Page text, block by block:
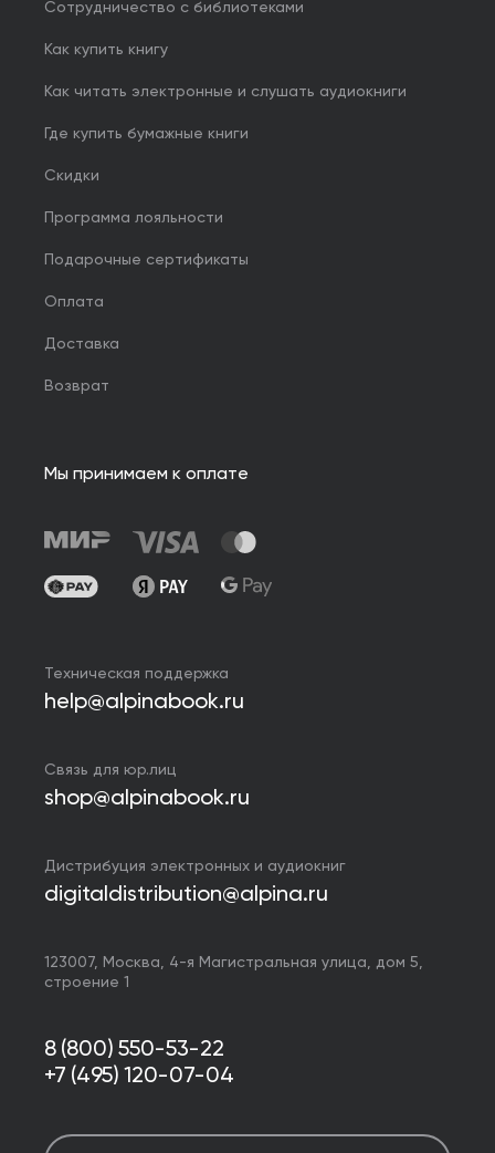
Сотрудничество с библиотеками
Как купить книгу
Как читать электронные и слушать аудиокниги
Где купить бумажные книги
Скидки
Программа лояльности
Подарочные сертификаты
Оплата
Доставка
Возврат
Мы принимаем к оплате
Техническая поддержка
help@alpinabook.ru
Связь для юр.лиц
shop@alpinabook.ru
Дистрибуция электронных и аудиокниг
digitaldistribution@alpina.ru
123007, Москва, 4-я Магистральная улица, дом 5,
строение 1
8 (800) 550-53-22
+7 (495) 120-07-04